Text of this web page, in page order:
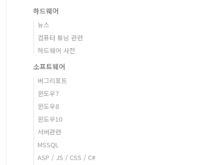
하드웨어
뉴스
컴퓨터 튜닝 관련
하드웨어 사전
소프트웨어
버그리포트
윈도우7
윈도우8
윈도우10
서버관련
MSSQL
ASP / JS / CSS / C#